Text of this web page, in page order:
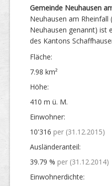
Gemeinde Neuhausen
Neuhausen am Rheinfall
Neuhausen genannt) ist
des Kantons
Fläche:
7.98 km²
Höhe:
410 m ü. M.
Einwohner:
10'316 per (31.12.2015)
Ausländer­anteil:
39.79 % per (31.12.2014)
Einwohner­dichte: